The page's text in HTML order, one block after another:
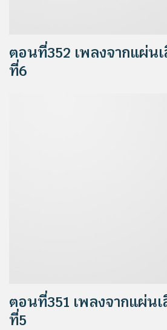
ตอนที่352 เพลงจากแผ่น
ที่6
ตอนที่351 เพลงจากแผ่น
ที่5